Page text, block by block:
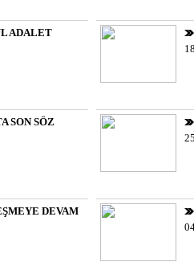
ADALET
SON SÖZ
DEVAM